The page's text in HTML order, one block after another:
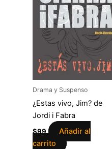
Drama y Suspenso
¿Estas vivo, Jim? de
Jordi i Fabra
$99
Añadir al
carrito